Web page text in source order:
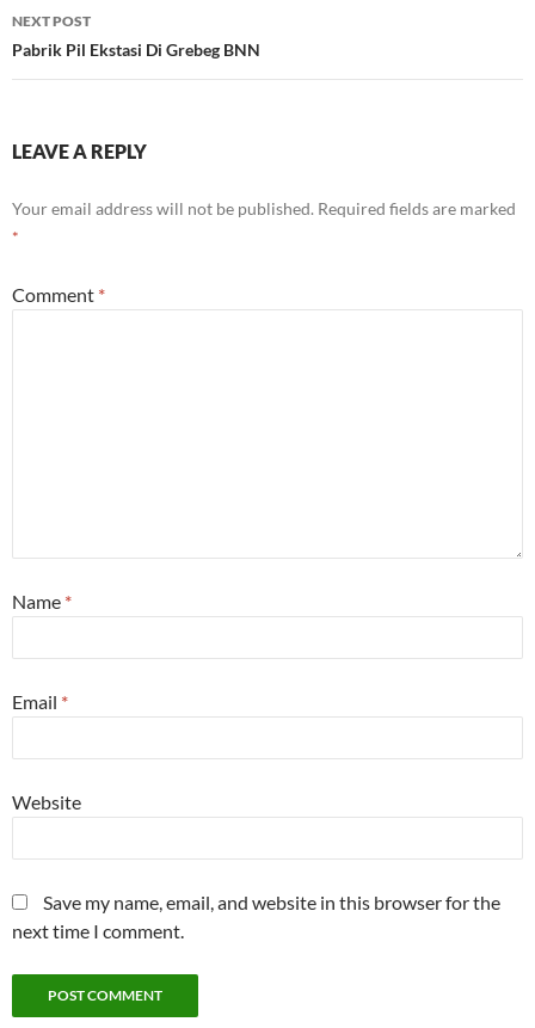
NEXT POST
Pabrik Pil Ekstasi Di Grebeg BNN
LEAVE A REPLY
Your email address will not be published. Required fields are marked
*
Comment *
Name *
Email *
Website
Save my name, email, and website in this browser for the
next time I comment.